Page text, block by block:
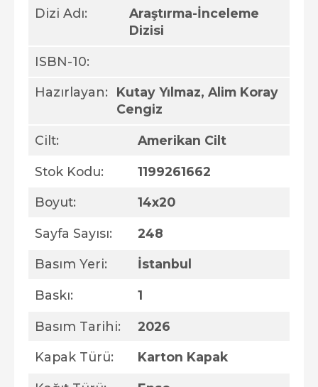
Dizi Adı:
Araştırma-İnceleme
Dizisi
ISBN-10:
Hazırlayan:
Kutay Yılmaz, Alim Koray
Cengiz
Cilt: Amerikan Cilt
Stok Kodu: 1199261662
Boyut: 14x20
Sayfa Sayısı: 248
Basım Yeri: İstanbul
Baskı: 1
Basım Tarihi: 2026
Kapak Türü: Karton Kapak